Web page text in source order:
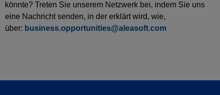
könnte? Treten Sie unserem Netzwerk bei, indem Sie uns
eine Nachricht senden, in der erklärt wird, wie,
über: business.opportunities@aleasoft.com